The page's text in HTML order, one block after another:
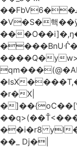
��FbVܣ��6O��y-#ʇ��;�QU�{���v*�<�e�
�V�S�핵
��
����Q�yw>
�lsX
�r�X|
�
��i�r8 yI
��_ Dj�|